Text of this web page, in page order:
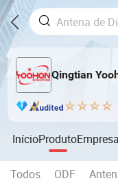
Qingtian
InícioProdutoEmpresa
Todos ODF